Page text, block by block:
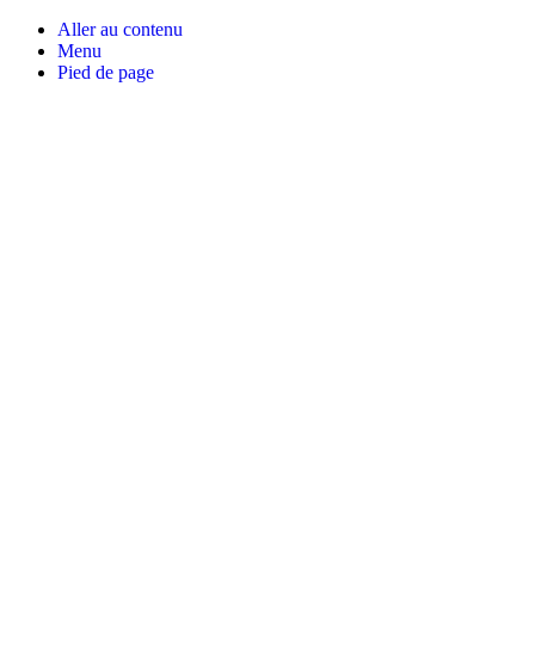
Aller au contenu
Menu
Pied de page